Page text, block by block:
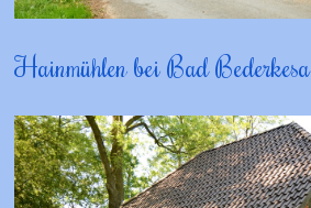
Hainmühlen bei Bad Bederkesa